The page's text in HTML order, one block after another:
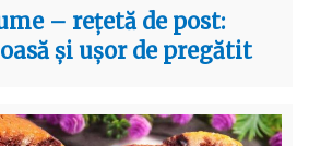
– rețetă de post:
și ușor de pregătit